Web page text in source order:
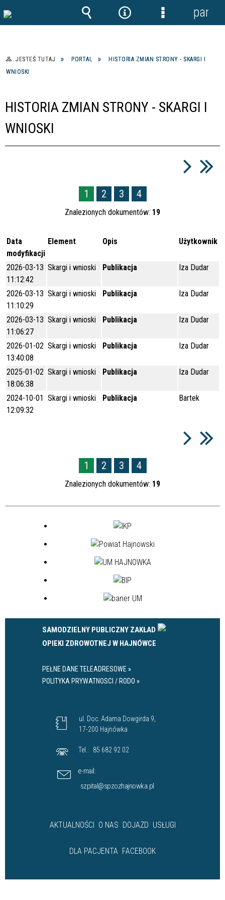
JESTEŚ TUTAJ PORTAL
HISTORIA ZMIAN STRONY - SKARGI I
WNIOSKI
HISTORIA ZMIAN STRONY - SKARGI I
WNIOSKI
1 2 3 4
Znalezionych dokumentów: 19
Data
modyfikacji
Element Opis Użytkownik
2026-03-13
11:12:42
Skargi i wnioski Publikacja Iza Dudar
2026-03-13
11:10:29
Skargi i wnioski Publikacja Iza Dudar
2026-03-13
11:06:27
Skargi i wnioski Publikacja Iza Dudar
2026-01-02
13:40:08
Skargi i wnioski Publikacja Iza Dudar
2025-01-02
18:06:38
Skargi i wnioski Publikacja Iza Dudar
2024-10-01
12:09:32
Skargi i wnioski Publikacja Bartek
1 2 3 4
Znalezionych dokumentów: 19
SAMODZIELNY PUBLICZNY ZAKŁAD
OPIEKI ZDROWOTNEJ W HAJNÓWCE
PEŁNE DANE TELEADRESOWE »
POLITYKA PRYWATNOSCI / RODO »
ul. Doc. Adama Dowgirda 9,
17-200 Hajnówka
Tel.: 85 682 92 02
e-mail:
szpital@spzozhajnowka.pl
AKTUALNOŚCI O NAS DOJAZD USŁUGI
DLA PACJENTA FACEBOOK
Wyszukiwarka
NarzędziaMenu
panel